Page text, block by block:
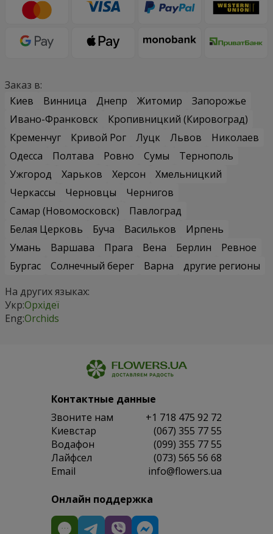
Заказ в:
Киев
Винница Днепр Житомир
Запорожье
Ивано-Франковск
Кропивницкий (Кировоград)
Кременчуг
Кривой Рог Луцк Львов
Николаев
Одесса
Полтава Ровно Сумы
Тернополь
Ужгород
Харьков Херсон
Хмельницкий
Черкассы
Черновцы
Чернигов
Самар (Новомосковск)
Павлоград
Белая Церковь
Буча Васильков
Ирпень
Умань
Варшава Прага Вена Берлин
Ревное
Бургас
Солнечный берег Варна
другие регионы
На других языках:
Укр:Орхідеї
Eng:Orchids
Контактные данные
Звоните нам
+1 718 475 92 72
Киевстар
(067) 355 77 55
Водафон
(099) 355 77 55
Лайфсел
(073) 565 56 68
Email
info@flowers.ua
Онлайн поддержка